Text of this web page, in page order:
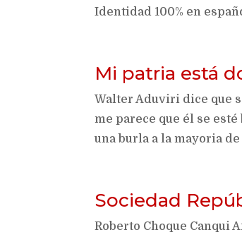
Identidad 100% en
Mi patria está
Walter Aduviri dice que
me parece que él se
una burla a la mayoria
Sociedad
Roberto Choque Canqui